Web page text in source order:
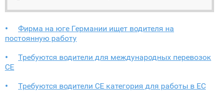
Фирма на юге Германии ищет водителя на
постоянную работу
Требуются водители для международных перевозок
CE
Требуются водители СЕ категория для работы в ЕС